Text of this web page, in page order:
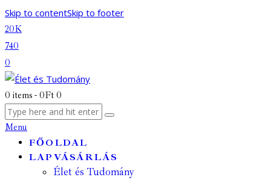
Skip to contentSkip to footer
20K
740
0
0 items - 0Ft 0
Menu
FŐOLDAL
LAPVÁSÁRLÁS
Élet és Tudomány